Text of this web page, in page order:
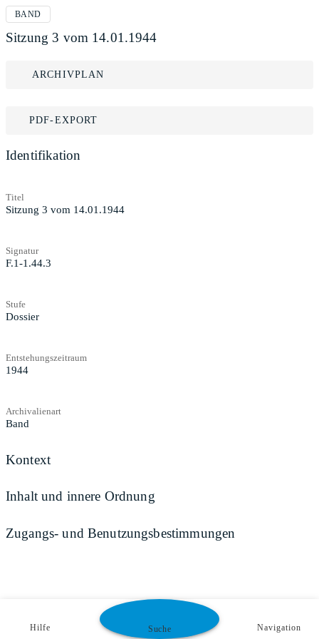
BAND
Sitzung 3 vom 14.01.1944
ARCHIVPLAN
PDF-EXPORT
Identifikation
Titel
Sitzung 3 vom 14.01.1944
Signatur
F.1-1.44.3
Stufe
Dossier
Entstehungszeitraum
1944
Archivalienart
Band
Kontext
Inhalt und innere Ordnung
Zugangs- und Benutzungsbestimmungen
Hilfe Suche Navigation